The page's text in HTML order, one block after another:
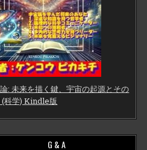
: 未来を描く鍵、宇宙の起源とその
(科学) Kindle版
G & A